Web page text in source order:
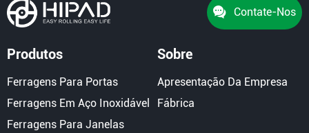
Contate-Nos
Produtos
Ferragens Para Portas
Ferragens Em Aço Inoxidável
Ferragens Para Janelas
Sobre
Apresentação Da Empresa
Fábrica